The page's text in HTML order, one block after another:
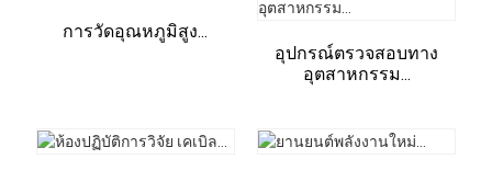
การวัดอุณหภูมิสูง...
อุปกรณ์ตรวจสอบทาง
อุตสาหกรรม...